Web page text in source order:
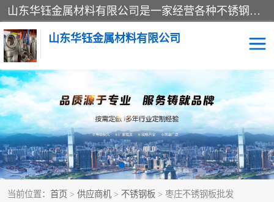
山东华钰金属材料有限公司是一家经营各种不锈钢管材、板材、圆钢、法兰、封头、型材等产品的公司；主营产品有：不锈钢管，激光切割，管件标准件，不锈钢圆钢，不锈钢人孔，不锈钢亮管，不锈钢角钢，不锈钢加工，不锈钢管子，不锈钢工业方管，不锈钢封头，不锈钢法兰，不锈钢阀门，不锈钢槽钢，不锈钢扁钢，不锈钢板等；可为客户制作各种规格的型材及不锈钢配件、非标准件及各种容器具等，能满足客户的不同采购要求。
山东华钰金属材料有限公司
当前位置： 首页 > 供应商机 > 不锈钢板 > 枣庄不锈钢板批发
不锈钢管 激光切割
管件标准件 不锈钢圆钢
不锈钢人孔 不锈钢亮管
不锈钢角钢 不锈钢加工